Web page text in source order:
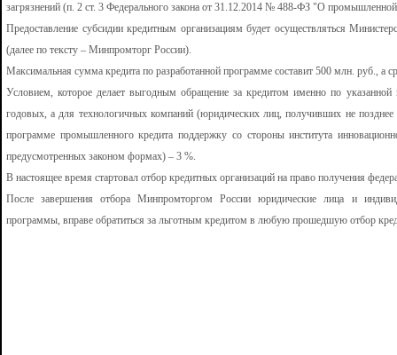
загрязнений (п. 2 ст. 3 Федерального закона от 31.12.2014 № 488-ФЗ "О
Предоставление субсидии кредитным организациям будет осуществляться
(далее по тексту – Минпромторг России).
Максимальная сумма кредита по разработанной программе составит 500 млн. руб., а
Условием, которое делает выгодным обращение за кредитом именно по
годовых, а для технологичных компаний (юридических лиц, получивших не
программе промышленного кредита поддержку со стороны института
предусмотренных законом формах) – 3 %.
В настоящее время стартовал отбор кредитных организаций на право получения
После завершения отбора Минпромторгом России юридические лица и
программы, вправе обратиться за льготным кредитом в любую прошедшую отбор